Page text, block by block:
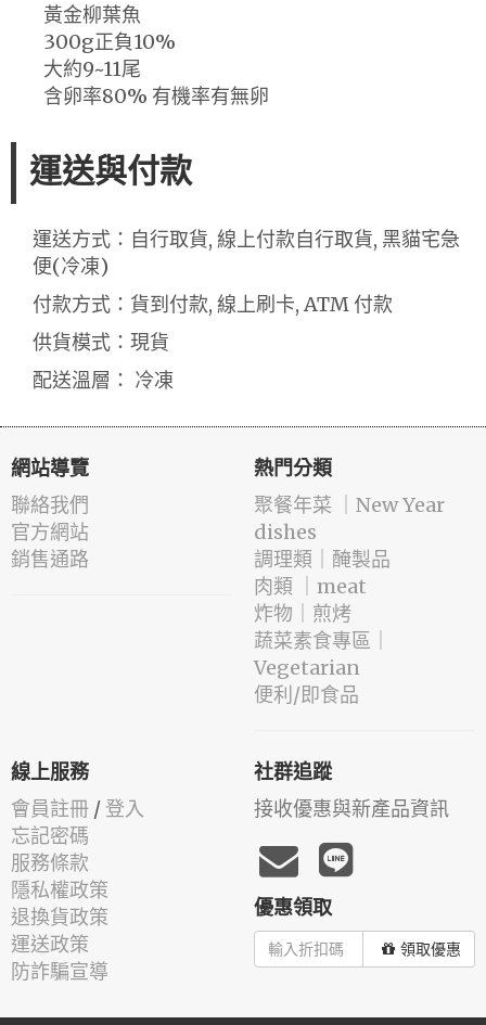
黃金柳葉魚
300g正負10%
大約9~11尾
含卵率80% 有機率有無卵
運送與付款
運送方式：自行取貨, 線上付款自行取貨, 黑貓宅急
便(冷凍)
付款方式：貨到付款, 線上刷卡, ATM 付款
供貨模式：現貨
配送溫層： 冷凍
網站導覽
聯絡我們
官方網站
銷售通路
熱門分類
️聚餐年菜 ｜New Year
dishes
️調理類｜醃製品
肉類 ｜meat
️炸物｜煎烤
蔬菜素食專區｜
Vegetarian
便利/即食品
線上服務
會員註冊 / 登入
忘記密碼
服務條款
隱私權政策
退換貨政策
運送政策
防詐騙宣導
社群追蹤
接收優惠與新產品資訊
優惠領取
領取優惠